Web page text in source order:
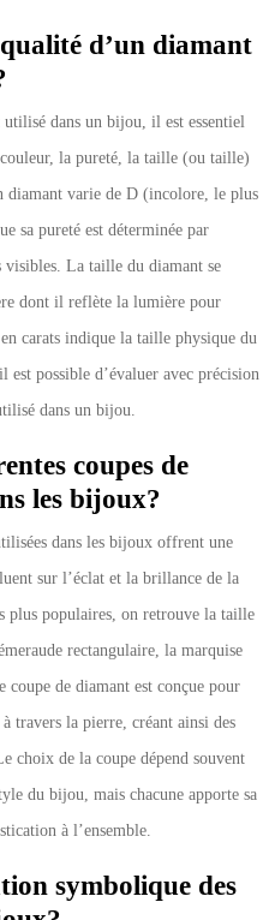
d’un diamant
dans un bijou, il est essentiel
la pureté, la taille (ou taille)
diamant varie de D (incolore, le plus
sa pureté est déterminée par
visibles. La taille du diamant se
dont il reflète la lumière pour
carats indique la taille physique du
possible d’évaluer avec précision
dans un bijou.
coupes de
les bijoux?
dans les bijoux offrent une
sur l’éclat et la brillance de la
plus populaires, on retrouve la taille
rectangulaire, la marquise
coupe de diamant est conçue pour
travers la pierre, créant ainsi des
choix de la coupe dépend souvent
du bijou, mais chacune apporte sa
à l’ensemble.
symbolique des